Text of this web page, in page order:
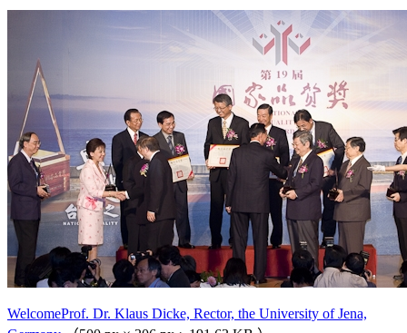
WelcomeProf. Dr. Klaus Dicke, Rector, the University of Jena,